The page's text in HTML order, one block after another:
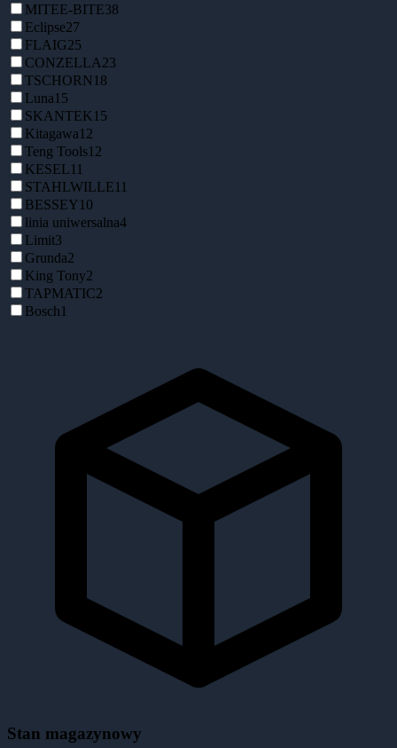
MITEE-BITE38
Eclipse27
FLAIG25
CONZELLA23
TSCHORN18
Luna15
SKANTEK 15
Kitagawa12
Teng Tools12
KESEL11
STAHLWILLE11
BESSEY10
linia uniwersalna4
Limit3
Grunda2
King Tony2
TAPMATIC2
Bosch1
Stan magazynowy